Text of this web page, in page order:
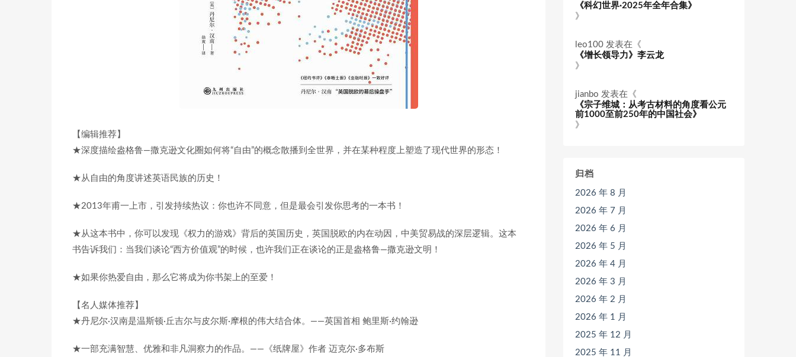
【编辑推荐】
★深度描绘盎格鲁—撒克逊文化圈如何将“自由”的概念散播到全世界，并在某种程度上塑造了现代世界的形态！
★从自由的角度讲述英语民族的历史！
★2013年甫一上市，引发持续热议：你也许不同意，但是最会引发你思考的一本书！
★从这本书中，你可以发现《权力的游戏》背后的英国历史，英国脱欧的内在动因，中美贸易战的深层逻辑。这本
书告诉我们：当我们谈论“西方价值观”的时候，也许我们正在谈论的正是盎格鲁—撒克逊文明！
★如果你热爱自由，那么它将成为你书架上的至爱！
【名人媒体推荐】
★丹尼尔·汉南是温斯顿·丘吉尔与皮尔斯·摩根的伟大结合体。——英国首相 鲍里斯·约翰逊
★一部充满智慧、优雅和非凡洞察力的作品。——《纸牌屋》作者 迈克尔·多布斯
《科幻世界·2025年全年合集》
》
leo100 发表在《
《增长领导力》李云龙
》
jianbo 发表在《
《宗子维城：从考古材料的角度看公元
前1000至前250年的中国社会》
》
归档
2026 年 8 月
2026 年 7 月
2026 年 6 月
2026 年 5 月
2026 年 4 月
2026 年 3 月
2026 年 2 月
2026 年 1 月
2025 年 12 月
2025 年 11 月